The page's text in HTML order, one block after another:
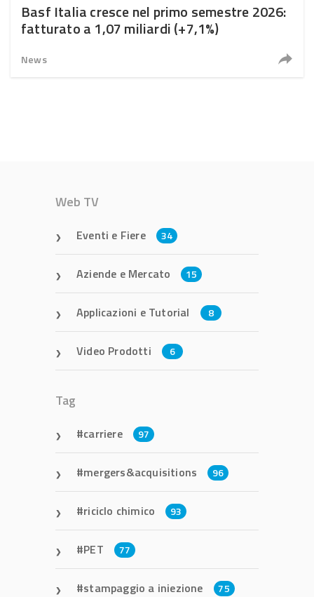
Basf Italia cresce nel primo semestre 2026:
fatturato a 1,07 miliardi (+7,1%)
News
Web TV
Eventi e Fiere 34
Aziende e Mercato 15
Applicazioni e Tutorial 8
Video Prodotti 6
Tag
carriere 97
mergers&acquisitions 96
riciclo chimico 93
PET 77
stampaggio a iniezione 75